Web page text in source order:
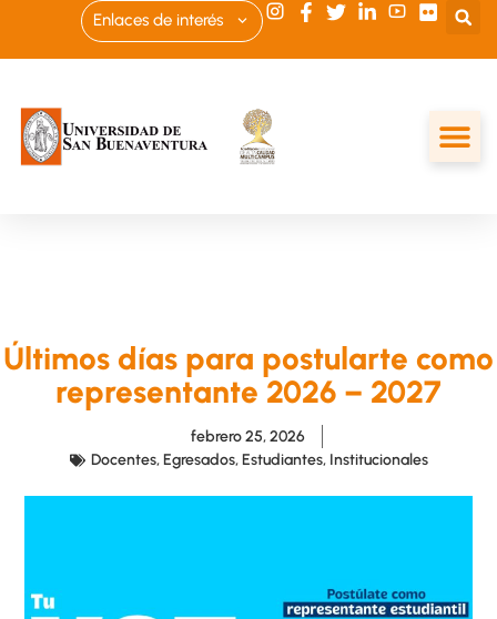
Enlaces de interés
Últimos días para postularte como
representante 2026 – 2027
febrero 25, 2026
Docentes,Egresados,Estudiantes, Institucionales